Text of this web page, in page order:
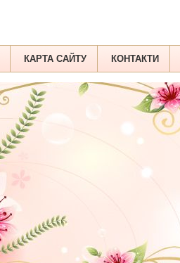
КАРТА САЙТУ КОНТАКТИ